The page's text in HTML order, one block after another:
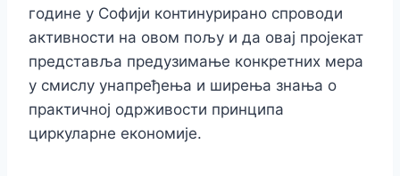
године у Софији континурирано спроводи
активности на овом пољу и да овај пројекат
представља предузимање конкретних мера
у смислу унапређења и ширења знања о
практичној одрживости принципа
циркуларне економије.